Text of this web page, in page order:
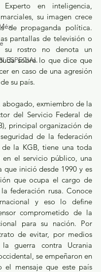
ESPECIAL
Experto en inteligencia,
su imagen crece
de propaganda política.
pantallas de televisión o
su rostro no denota un
sobre lo que dice que
en caso de una agresión
su país.
abogado, exmiembro de la
del Servicio Federal de
principal organización de
de la federación
de la KGB, tiene una toda
en el servicio público, una
que inició desde 1990 y es
que ocupa el cargo de
federación rusa. Conoce
y eso lo define
comprometido de la
para su nación. Por
de evitar, por medios
la guerra contra Ucrania
se empeñaron en
el mensaje que este país